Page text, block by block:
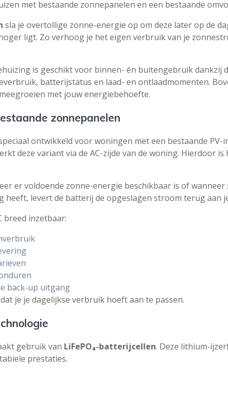
met bestaande zonnepanelen en een bestaande
sla je overtollige zonne-energie op om deze later op de
ligt. Zo verhoog je het eigen verbruik van je
is geschikt voor binnen- én buitengebruik dankzij
batterijstatus en laad- en ontlaadmomenten.
met jouw energiebehoefte.
zonnepanelen
ontwikkeld voor woningen met een bestaande
deze variant via de AC-zijde van de woning. Hierdoor
er voldoende zonne-energie beschikbaar is of
heeft, levert de batterij de opgeslagen stroom terug aan
breed inzetbaar:
back-up uitgang
je je dagelijkse verbruik hoeft aan te passen.
gebruik van LiFePO₄-batterijcellen. Deze lithium-
prestaties.